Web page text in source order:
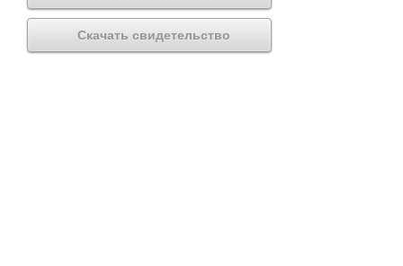
Скачать свидетельство